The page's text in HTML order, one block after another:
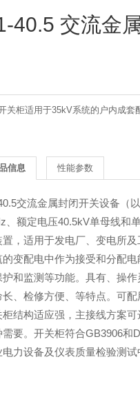
40.5 交流金
关柜适用于35kV系统的户内成套
信息 性能参数
交流金属封闭开关设备（
、额定电压40.5kV单母线和
，适用于发电厂、变电所
变配电中作为接受和分配
护和监测等功能。具有、操
、检修方便、等特点。可
结构适应强，主接线方案
需要。开关柜符合GB3906和
力设备及仪表质量检验测